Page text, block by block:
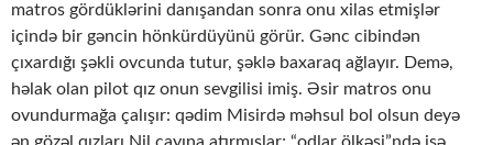
matros gördüklərini danışandan sonra onu xilas etmişlər
içində bir gəncin hönkürdüyünü görür. Gənc cibindən
çıxardığı şəkli ovcunda tutur, şəklə baxaraq ağlayır. Demə,
həlak olan pilot qız onun sevgilisi imiş. Əsir matros onu
ovundurmağa çalışır: qədim Misirdə məhsul bol olsun deyə